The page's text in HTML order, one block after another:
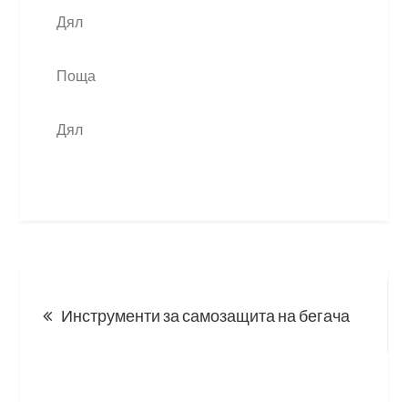
Дял
Поща
Дял
navigation
Инструменти за самозащита на бегача